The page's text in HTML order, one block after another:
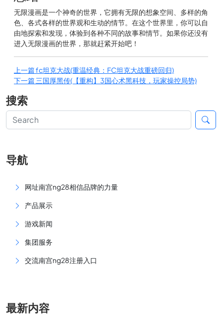
无限漫画是一个神奇的世界，它拥有无限的想象空间、多样的角
色、各式各样的世界观和生动的情节。在这个世界里，你可以自
由地探索和发现，体验到各种不同的故事和情节。如果你还没有
进入无限漫画的世界，那就赶紧开始吧！
上一篇fc坦克大战(重温经典：FC坦克大战重磅回归)
下一篇三国厚黑传(【重构】3国心术黑科技，玩家操控局势)
搜索
导航
网址南宫ng28相信品牌的力量
产品展示
游戏新闻
集团服务
交流南宫ng28注册入口
最新内容